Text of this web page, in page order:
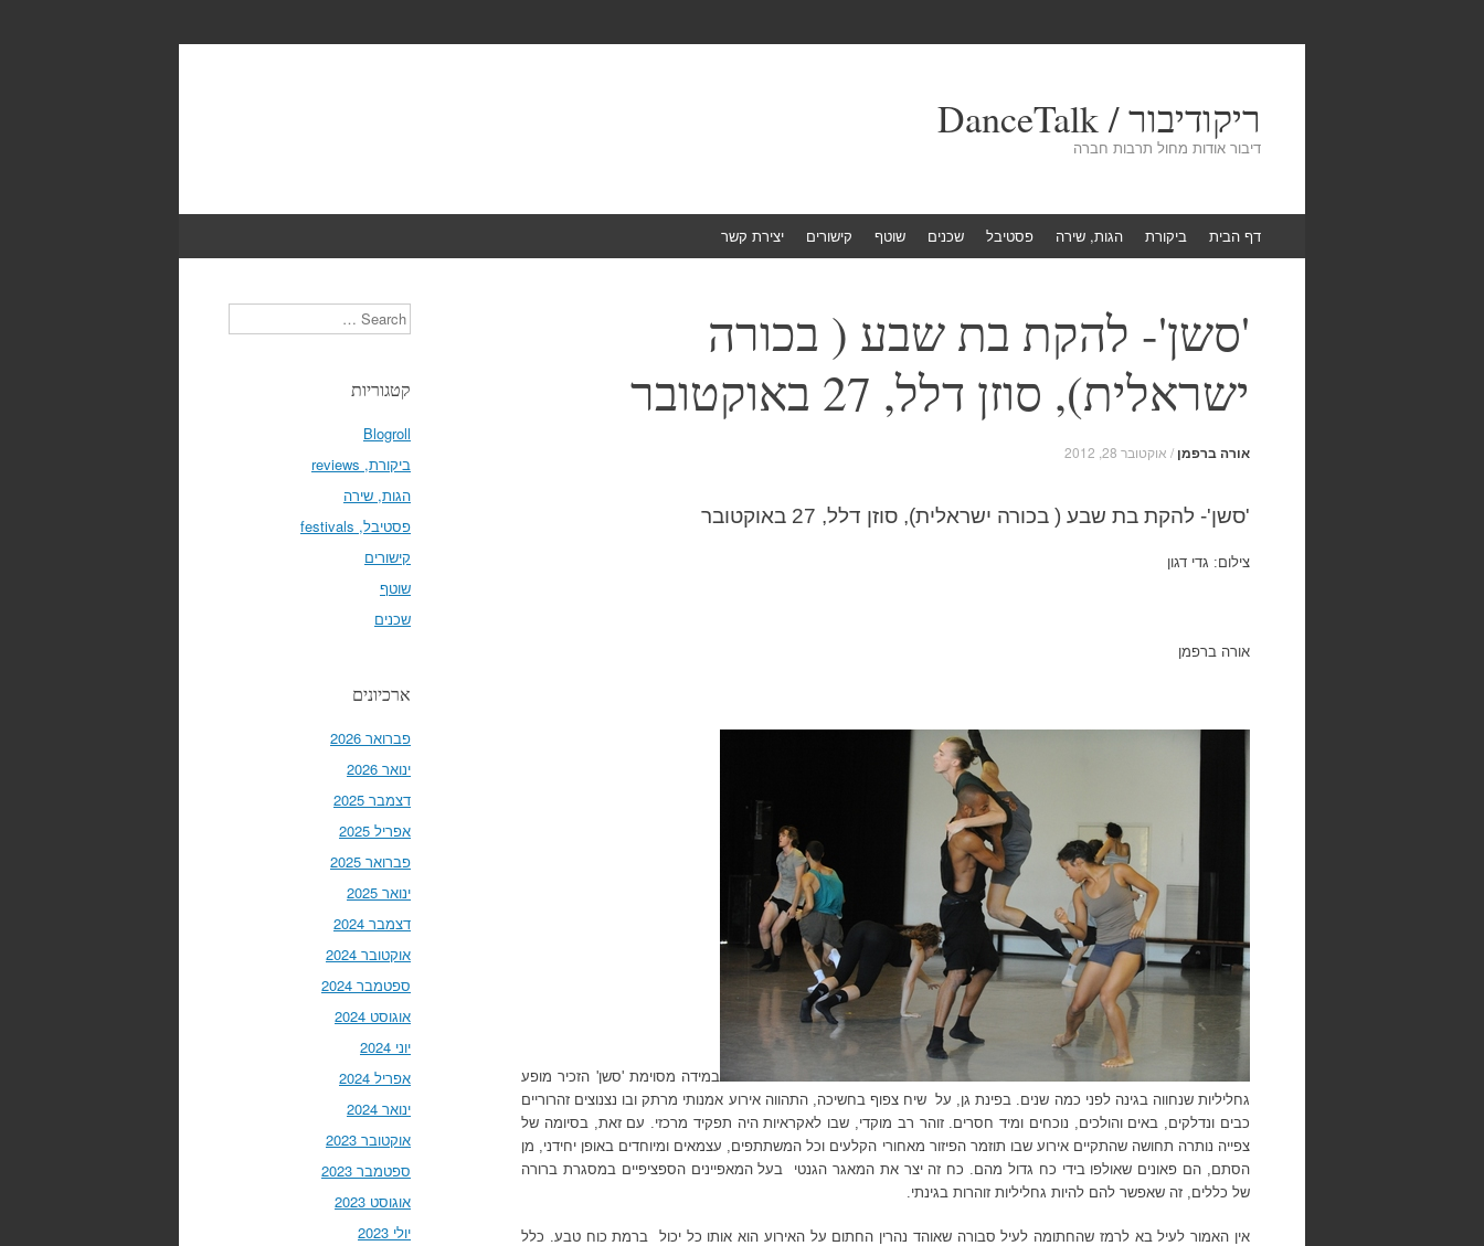
ריקודיבור / DanceTalk
דיבור אודות מחול תרבות חברה
to
דף הבית ביקורת הגות, שירה פסטיבל שכנים שוטף קישורים יצירת קשר
'סשן'- להקת בת שבע ( בכורה
ישראלית), סוזן דלל, 27 באוקטובר
אורה ברפמן / אוקטובר 28, 2012
'סשן'- להקת בת שבע ( בכורה ישראלית), סוזן דלל, 27 באוקטובר
צילום: גדי דגון
אורה ברפמן
במידה מסוימת 'סשן' הזכיר מופע
גחליליות שנחווה בגינה לפני כמה שנים. בפינת גן, על שיח צפוף בחשיכה, התהווה אירוע אמנותי מרתק ובו נצנוצים זהרוריים
כבים ונדלקים, באים והולכים, נוכחים ומיד חסרים. זוהר רב מוקדי, שבו לאקראיות היה תפקיד מרכזי. עם זאת, בסיומה של
צפייה נותרה תחושה שהתקיים אירוע שבו תוזמר הפיזור מאחורי הקלעים וכל המשתתפים, עצמאים ומיוחדים באופן יחידני, מן
הסתם, הם פאונים שאולפו בידי כח גדול מהם. כח זה יצר את המאגר הגנטי
בעל המאפיינים הספציפיים במסגרת ברורה
של כללים, זה שאפשר להם להיות גחליליות זוהרות בגינתי.
אין האמור לעיל בא לרמז שהחתומה לעיל סבורה שאוהד נהרין החתום על האירוע הוא אותו כל יכול
ברמת כוח טבע. כלל
Search
קטגוריות
Blogroll
ביקורת, reviews
הגות, שירה
פסטיבל, festivals
קישורים
שוטף
שכנים
ארכיונים
פברואר 2026
ינואר 2026
דצמבר 2025
אפריל 2025
פברואר 2025
ינואר 2025
דצמבר 2024
אוקטובר 2024
ספטמבר 2024
אוגוסט 2024
יוני 2024
אפריל 2024
ינואר 2024
אוקטובר 2023
ספטמבר 2023
אוגוסט 2023
יולי 2023